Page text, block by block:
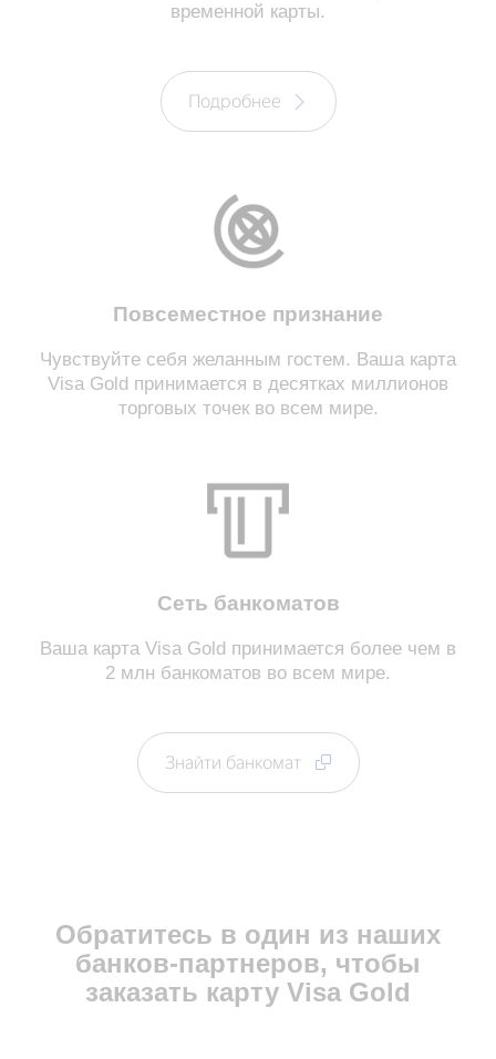
временной карты.
Подробнее
Повсеместное признание
Чувствуйте себя желанным гостем. Ваша карта
Visa Gold принимается в десятках миллионов
торговых точек во всем мире.
Сеть банкоматов
Ваша карта Visa Gold принимается более чем в
2 млн банкоматов во всем мире.
Знайти банкомат
Обратитесь в один из наших
банков-партнеров, чтобы
заказать карту Visa Gold